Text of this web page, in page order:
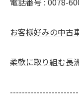
お客様好みの中古
柔軟に取り組む長